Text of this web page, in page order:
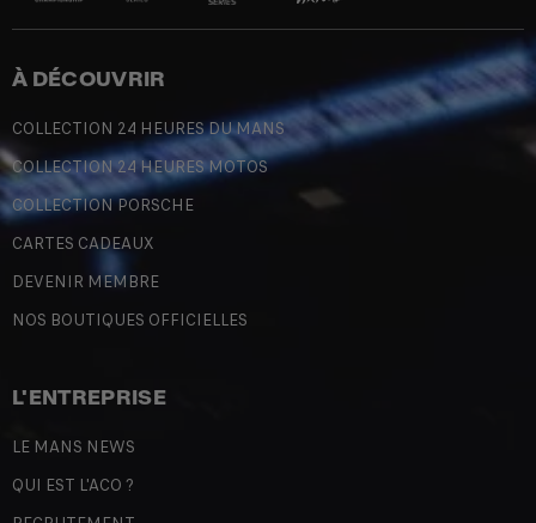
À DÉCOUVRIR
COLLECTION 24 HEURES DU MANS
COLLECTION 24 HEURES MOTOS
COLLECTION PORSCHE
CARTES CADEAUX
DEVENIR MEMBRE
NOS BOUTIQUES OFFICIELLES
L'ENTREPRISE
LE MANS NEWS
QUI EST L'ACO ?